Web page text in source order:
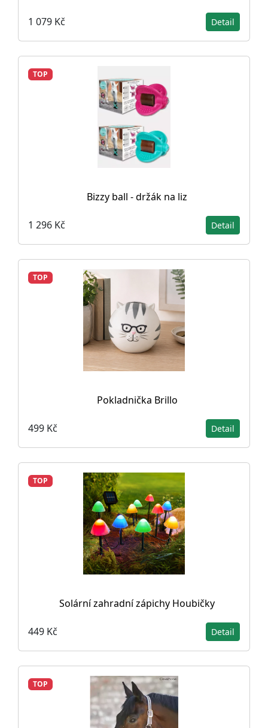
1 079 Kč Detail
TOP
Bizzy ball - držák na liz
1 296 Kč Detail
TOP
Pokladnička Brillo
499 Kč Detail
TOP
Solární zahradní zápichy Houbičky
449 Kč Detail
TOP